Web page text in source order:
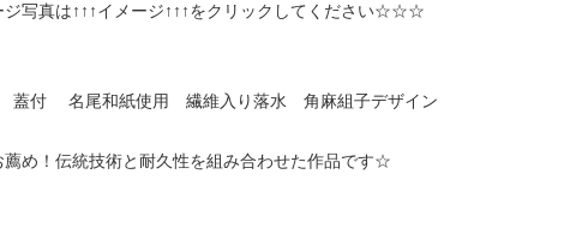
イメージ↑↑↑をクリックしてください☆☆☆
付 名尾和紙使用 繊維入り落水 角麻組子デザイン
め！伝統技術と耐久性を組み合わせた作品です☆